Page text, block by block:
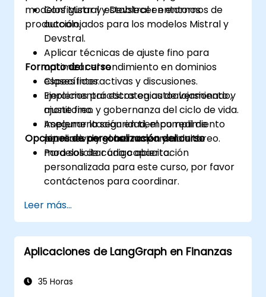
modelos Mistral y Devstral en entornos de
producción.
Configurar y establecer entornos
autoalojados para los modelos Mistral y
Devstral.
Aplicar técnicas de ajuste fino para
optimizar el rendimiento en dominios
específicos.
Implementar estrategias de versionado,
monitoreo y gobernanza del ciclo de vida.
Asegurar la seguridad, el cumplimiento
normativo y el uso responsable de
modelos de código abierto.
Formato del curso
Clases interactivas y discusiones.
Ejercicios prácticos en autoalojamiento y
ajuste fino.
Implementación en tiempo real de
pipelines de gobernanza y monitoreo.
Opciones de personalización del curso
Para solicitar una capacitación
personalizada para este curso, por favor
contáctenos para coordinar.
Leer más...
Aplicaciones de LangGraph en Finanzas
35 Horas